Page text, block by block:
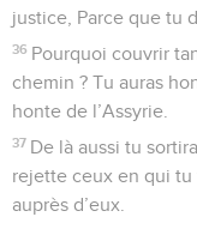
justice, Parce que tu
36 Pourquoi couvrir
chemin ? Tu auras
honte de l’Assyrie.
37 De là aussi tu
rejette ceux en qui tu
auprès d’eux.